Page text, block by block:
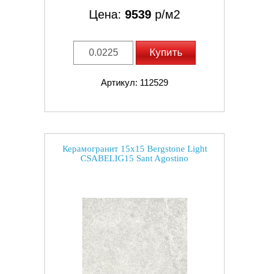
Цена: 9539 р/м2
Купить
Артикул: 112529
Керамогранит 15x15 Bergstone Light
CSABELIG15 Sant Agostino